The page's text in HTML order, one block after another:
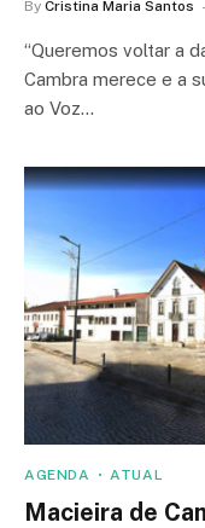
By Cristina Maria Santos
“Queremos voltar a
Cambra merece e a
ao Voz…
AGENDA ATUAL
Macieira de